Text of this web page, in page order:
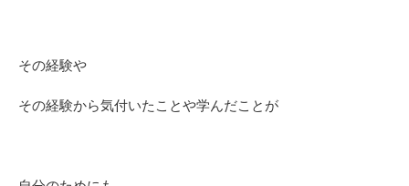
その経験や
その経験から気付いたことや学んだことが